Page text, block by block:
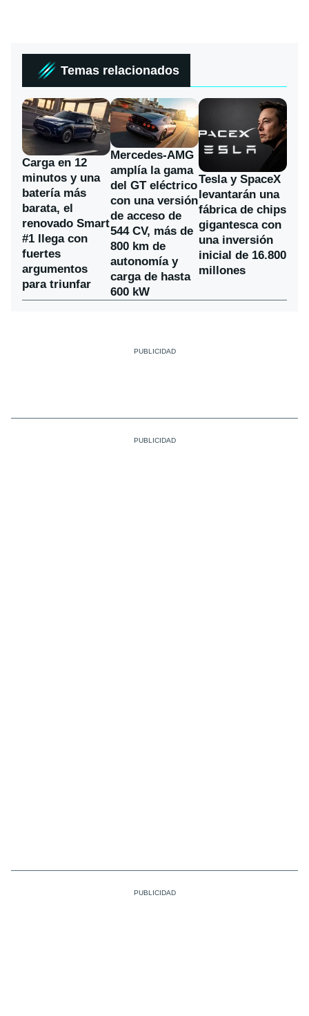
Temas relacionados
Carga en 12
minutos y una
batería más
barata, el
renovado Smart
#1 llega con
fuertes
argumentos
para triunfar
Mercedes-AMG
amplía la gama
del GT eléctrico
con una versión
de acceso de
544 CV, más de
800 km de
autonomía y
carga de hasta
600 kW
Tesla y SpaceX
levantarán una
fábrica de chips
gigantesca con
una inversión
inicial de 16.800
millones